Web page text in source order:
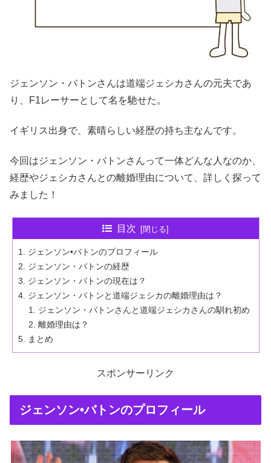
ジェンソン・バトンさんは道端ジェシカさんの元夫であ
り、F1レーサーとして名を馳せた。
イギリス出身で、素晴らしい経歴の持ち主なんです。
今回はジェンソン・バトンさんって一体どんな人なのか、
経歴やジェシカさんとの離婚理由について、詳しく探って
みました！
目次
ジェンソン•バトンのプロフィール
ジェンソン・バトンの経歴
ジェンソン・バトンの現在は？
ジェンソン・バトンと道端ジェシカの離婚理由は？
ジェンソン・バトンさんと道端ジェシカさんの馴れ初め
離婚理由は？
まとめ
スポンサーリンク
ジェンソン•バトンのプロフィール